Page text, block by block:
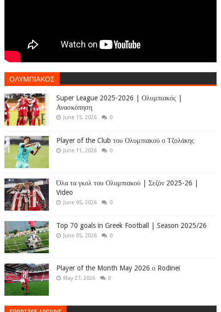
ΟΛΥΜΠΙΑΚΟΣ
Super League 2025-2026 | Ολυμπιακός |
Ανασκόπηση
June 15, 2026 0
Player of the Club του Ολυμπιακού ο Τζολάκης
June 11, 2026 0
Όλα τα γκολ του Ολυμπιακού | Σεζόν 2025-26 |
Video
June 05, 2026 0
Top 70 goals in Greek Football | Season 2025/26
June 05, 2026 0
Player of the Month May 2026 ο Rodinei
May 27, 2026 0